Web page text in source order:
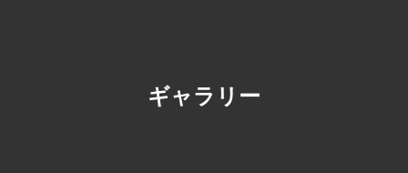
ギャラリー